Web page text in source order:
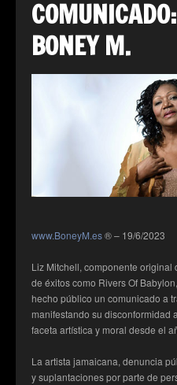
BONEY M.
www.BoneyM.es® – 19/6/2023
Liz Mitchell, componente original
de éxitos como Rivers Of
hecho público un comunicado a
manifestando su disconformidad
faceta artística y moral desde el
La artista jamaicana, denuncia
y suplantaciones por parte de